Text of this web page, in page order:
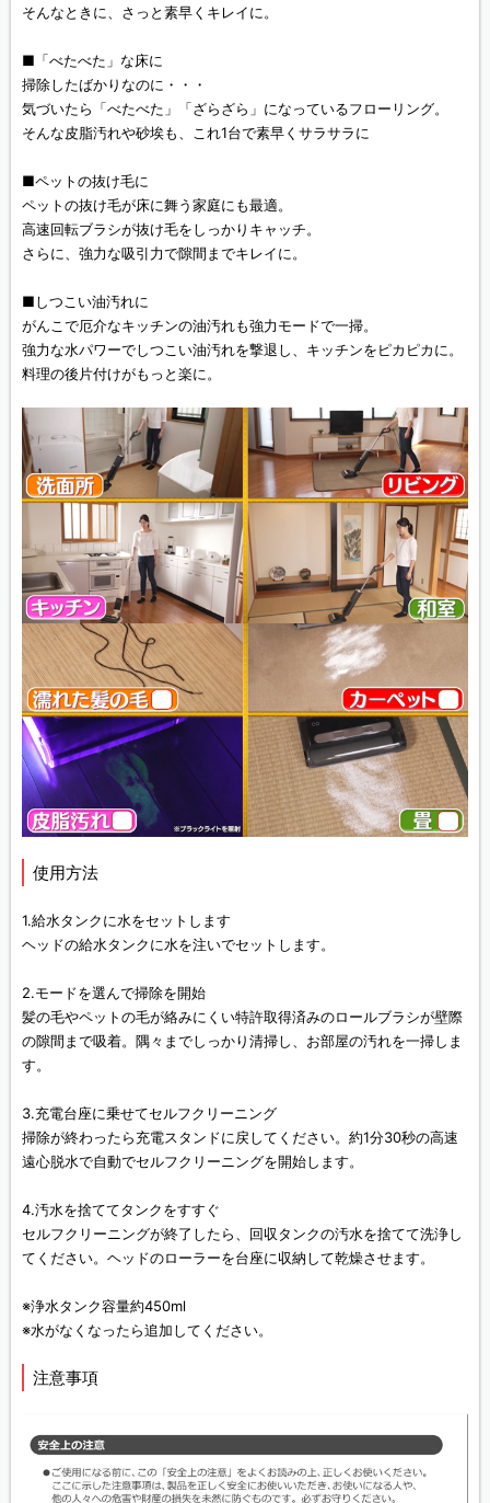
そんなときに、さっと素早くキレイに。
■「べたべた」な床に
掃除したばかりなのに・・・
気づいたら「べたべた」「ざらざら」になっているフローリング。
そんな皮脂汚れや砂埃も、これ1台で素早くサラサラに
■ペットの抜け毛に
ペットの抜け毛が床に舞う家庭にも最適。
高速回転ブラシが抜け毛をしっかりキャッチ。
さらに、強力な吸引力で隙間までキレイに。
■しつこい油汚れに
がんこで厄介なキッチンの油汚れも強力モードで一掃。
強力な水パワーでしつこい油汚れを撃退し、キッチンをピカピカに。
料理の後片付けがもっと楽に。
使用方法
1.給水タンクに水をセットします
ヘッドの給水タンクに水を注いでセットします。
2.モードを選んで掃除を開始
髪の毛やペットの毛が絡みにくい特許取得済みのロールブラシが壁際
の隙間まで吸着。隅々までしっかり清掃し、お部屋の汚れを一掃しま
す。
3.充電台座に乗せてセルフクリーニング
掃除が終わったら充電スタンドに戻してください。約1分30秒の高速
遠心脱水で自動でセルフクリーニングを開始します。
4.汚水を捨ててタンクをすすぐ
セルフクリーニングが終了したら、回収タンクの汚水を捨てて洗浄し
てください。ヘッドのローラーを台座に収納して乾燥させます。
※浄水タンク容量約450ml
※水がなくなったら追加してください。
注意事項